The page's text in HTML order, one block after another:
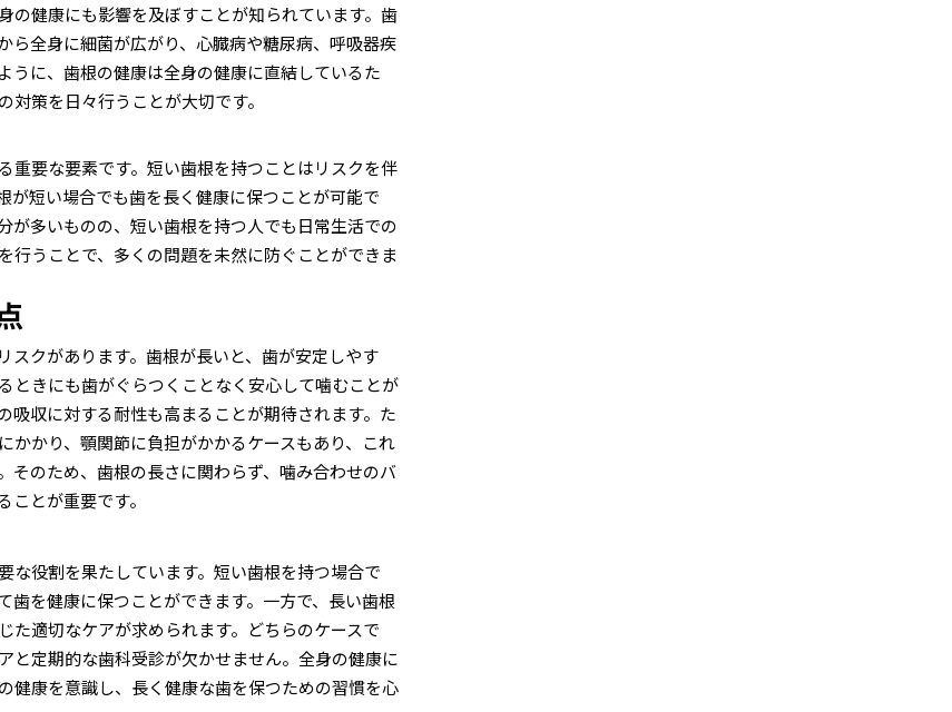
の健康にも影響を及ぼすことが知られています。歯
ら全身に細菌が広がり、心臓病や糖尿病、呼吸器疾
うに、歯根の健康は全身の健康に直結しているた
策を日々行うことが大切です。
重要な要素です。短い歯根を持つことはリスクを伴
が短い場合でも歯を長く健康に保つことが可能で
が多いものの、短い歯根を持つ人でも日常生活での
行うことで、多くの問題を未然に防ぐことができま
スクがあります。歯根が長いと、歯が安定しやす
ときにも歯がぐらつくことなく安心して噛むことが
吸収に対する耐性も高まることが期待されます。た
かかり、顎関節に負担がかかるケースもあり、これ
そのため、歯根の長さに関わらず、噛み合わせのバ
とが重要です。
な役割を果たしています。短い歯根を持つ場合で
歯を健康に保つことができます。一方で、長い歯根
た適切なケアが求められます。どちらのケースで
と定期的な歯科受診が欠かせません。全身の健康に
健康を意識し、長く健康な歯を保つための習慣を心